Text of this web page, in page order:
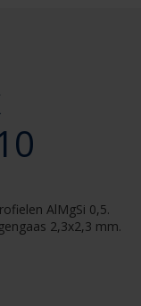
AlMgSi 0,5.
2,3x2,3 mm.